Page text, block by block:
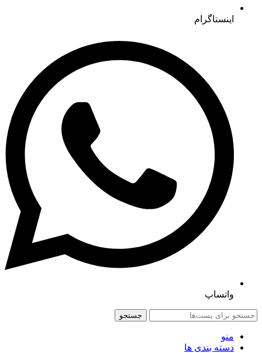
اینستاگرام
واتساپ
جستجو
منو
دسته بندی ها